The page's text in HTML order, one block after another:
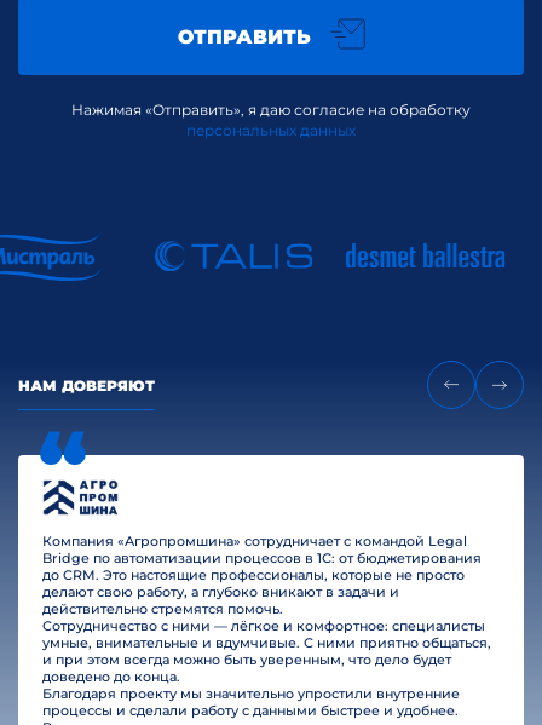
ОТПРАВИТЬ
Нажимая «Отправить», я даю согласие на обработку
персональных данных
НАМ ДОВЕРЯЮТ
Компания «Агропромшина» сотрудничает с командой Legal
Bridge по автоматизации процессов в 1С: от бюджетирования
до CRM. Это настоящие профессионалы, которые не просто
делают свою работу, а глубоко вникают в задачи и
действительно стремятся помочь.
Сотрудничество с ними — лёгкое и комфортное: специалисты
умные, внимательные и вдумчивые. С ними приятно общаться,
и при этом всегда можно быть уверенным, что дело будет
доведено до конца.
Благодаря проекту мы значительно упростили внутренние
процессы и сделали работу с данными быстрее и удобнее.